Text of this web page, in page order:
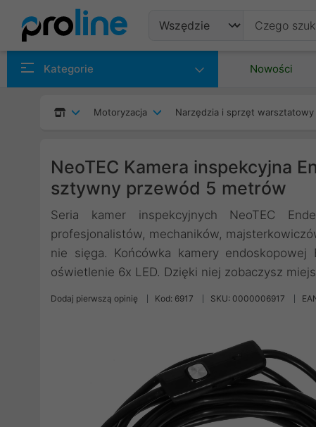
Kategorie Nowości
Motoryzacja Narzędzia i sprzęt warsztatowy
NeoTEC Kamera inspekcyjna
sztywny przewód 5 metrów
Seria kamer inspekcyjnych NeoTEC
profesjonalistów, mechaników,
nie sięga. Końcówka kamery
oświetlenie 6x LED. Dzięki niej zobaczysz
Dodaj pierwszą opinię Kod: 6917 SKU: 0000006917